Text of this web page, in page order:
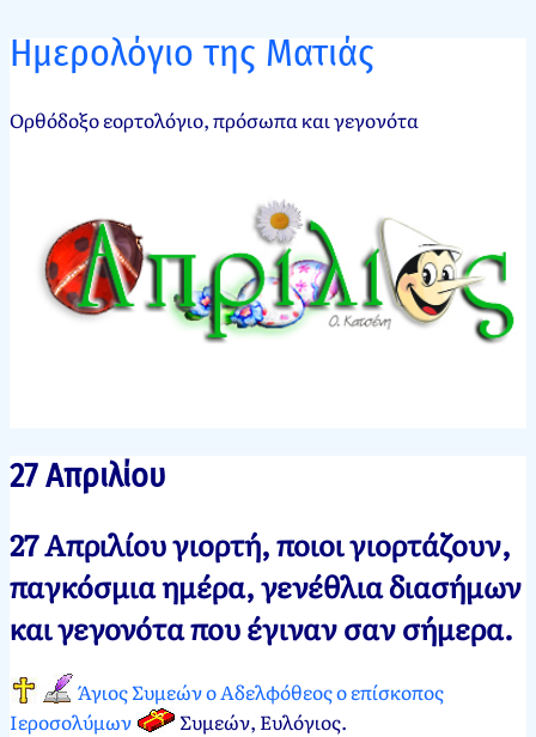
Ημερολόγιο της Ματιάς
Ορθόδοξο εορτολόγιο, πρόσωπα και γεγονότα
27 Απριλίου
Νεκτάριος
Παπασπύρου
Απριλίου,
201231
Μαρτίου,
2024
27 Απριλίου γιορτή, ποιοι γιορτάζουν,
παγκόσμια ημέρα, γενέθλια διασήμων
και γεγονότα που έγιναν σαν σήμερα.
Άγιος Συμεών ο Αδελφόθεος ο επίσκοπος
Ιεροσολύμων
Συμεών, Ευλόγιος.